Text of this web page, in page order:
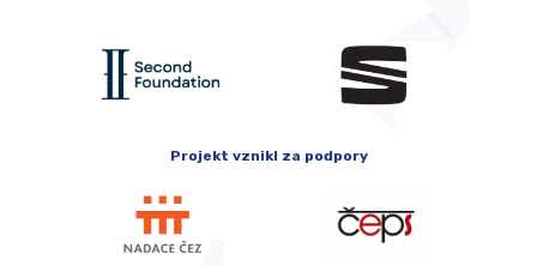
Projekt vznikl za podpory